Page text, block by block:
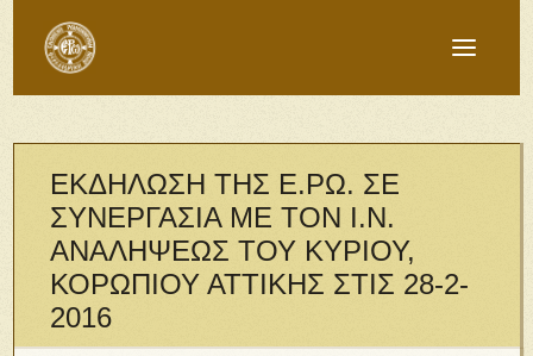
ΕΚΔΗΛΩΣΗ ΤΗΣ Ε.ΡΩ. ΣΕ
ΣΥΝΕΡΓΑΣΙΑ ΜΕ ΤΟΝ Ι.Ν.
ΑΝΑΛΗΨΕΩΣ ΤΟΥ ΚΥΡΙΟΥ,
ΚΟΡΩΠΙΟΥ ΑΤΤΙΚΗΣ ΣΤΙΣ 28-2-
2016